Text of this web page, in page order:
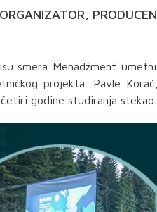
smera Menadžment
projekta. Pavle
godine studiranja